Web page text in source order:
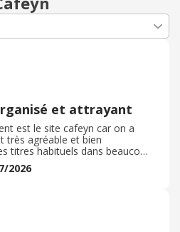
et attrayant
est le site cafeyn car on a
très agréable et bien
titres habituels dans beaucoup
en vogue dans l'actualité.
mis à jour, il y a souvent des
c'est efficace, ça donne
d'autres choses. Je
2026